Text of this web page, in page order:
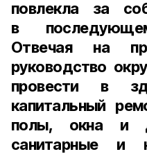
повлекла за
в
Отвечая на
руководство
провести в
капитальный
полы, окна и
санитарные и